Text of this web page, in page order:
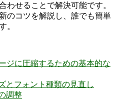
わせることで解決可能です。
のコツを解説し、誰でも簡単
。
ジに圧縮するための基本的な
とフォント種類の見直し
調整